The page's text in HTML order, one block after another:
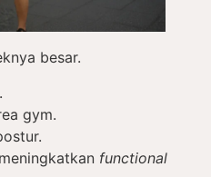
besar.
gym.
functional